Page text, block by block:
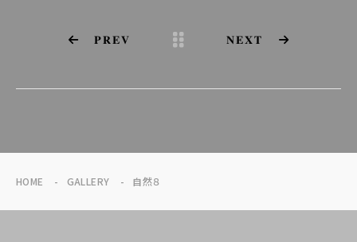
PREV NEXT
HOME GALLERY 自然８